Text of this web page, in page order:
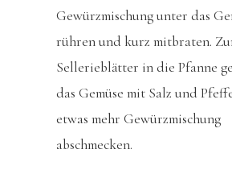
Gewürzmischung unter das
rühren und kurz mitbraten.
Sellerieblätter in die Pfanne
das Gemüse mit Salz und
etwas mehr Gewürzmischung
abschmecken.